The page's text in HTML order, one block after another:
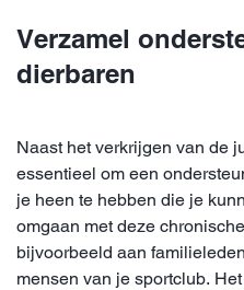
Verzamel
dierbaren
Naast het verkrijgen van de
essentieel om een
je heen te hebben die je
omgaan met deze
bijvoorbeeld aan
mensen van je sportclub.